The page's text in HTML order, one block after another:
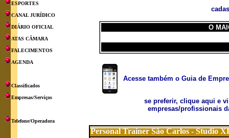
ESPORTES
CANAL JURÍDICO
DIÁRIO OFICIAL
ATAS CÂMARA
FALECIMENTOS
AGENDA
Classificados
Empresas/Serviços
Telefone/Operadora
O
Acesse também o Guia de
se preferir, clique aqui e
empresas/profissionais
Personal Trainer São Carlos - Studio